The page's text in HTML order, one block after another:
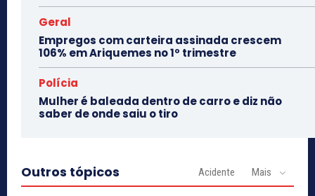
Geral
Empregos com carteira assinada crescem
106% em Ariquemes no 1º trimestre
Polícia
Mulher é baleada dentro de carro e diz não
saber de onde saiu o tiro
Outros tópicos Acidente Mais